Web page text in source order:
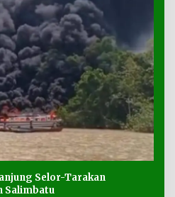
Selor-Tarakan
Salimbatu